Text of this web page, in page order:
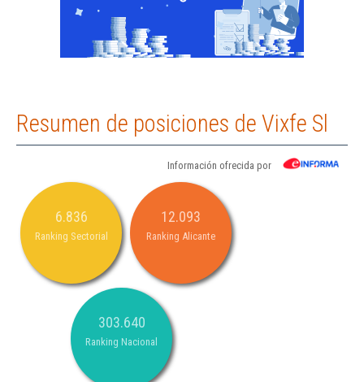
Resumen de posiciones de Vixfe Sl
Información ofrecida por
6.836
Ranking Sectorial
12.093
Ranking Alicante
303.640
Ranking Nacional